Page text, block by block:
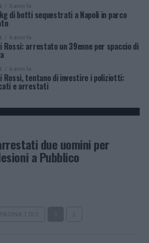
5 anni fa
di botti sequestrati a Napoli in parco
6 anni fa
Rossi: arrestato un 39enne per spaccio di
6 anni fa
Rossi, tentano di investire i poliziotti:
e arrestati
due uomini per
a Pubblico